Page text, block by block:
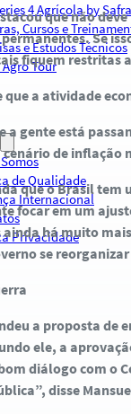
4 Agrícola by
Cursos e
e Estudos Técnicos
Tour
de Qualidade
Internacional
Privacidade
que não
Se
fiquem restritas
a atividade
a gente está
de inflação
que o Brasil tem
focar em um
há muito
se
a proposta de
ele, a
diálogo com o
disse